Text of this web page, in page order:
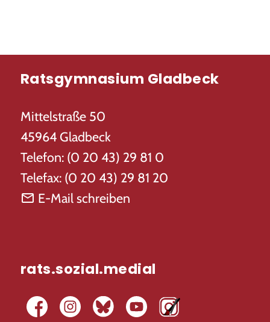
Ratsgymnasium Gladbeck
Mittelstraße 50
45964 Gladbeck
Telefon: (0 20 43) 29 81 0
Telefax: (0 20 43) 29 81 20
E-Mail schreiben
rats.sozial.medial